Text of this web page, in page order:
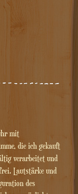
mit
die ich gekauft
verarbeitet und
Lautstärke und
des